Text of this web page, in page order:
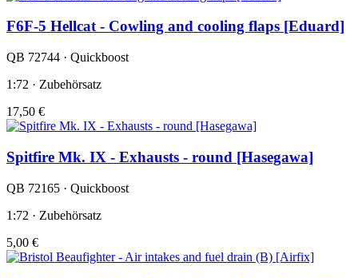
F6F-5 Hellcat - Cowling and cooling flaps [Eduard]
QB 72744 · Quickboost
1:72 · Zubehörsatz
17,50 €
Spitfire Mk. IX - Exhausts - round [Hasegawa]
QB 72165 · Quickboost
1:72 · Zubehörsatz
5,00 €